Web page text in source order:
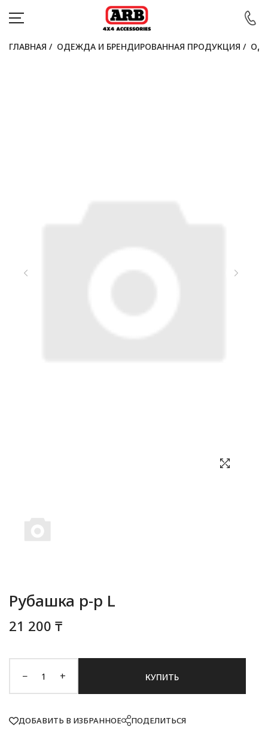
Войти
ГЛАВНАЯ / ОДЕЖДА И БРЕНДИРОВАННАЯ ПРОДУКЦИЯ /
Рубашка р-р L
21 200 ₸
− + КУПИТЬ
ДОБАВИТЬ В ИЗБРАННОЕ ПОДЕЛИТЬСЯ